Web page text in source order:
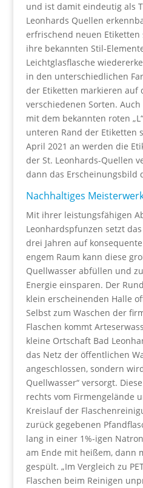
und ist damit eindeutig als
Leonhards Quellen
erfrischend neuen
ihre bekannten Stil-
Leichtglasflasche
in den unterschiedlichen
der Etiketten markieren auf
verschiedenen Sorten.
mit dem bekannten roten
unteren Rand der Etiketten
April 2021 an werden die
der St. Leonhards-Quellen
dann das Erscheinungsbild
Nachhaltiges
Mit ihrer leistungsfähigen
Leonhardspfunzen setzt
drei Jahren auf
engem Raum kann diese
Quellwasser abfüllen und
Energie einsparen. Der
klein erscheinenden Halle
Selbst zum Waschen der
Flaschen kommt
kleine Ortschaft Bad
das Netz der öffentlichen
angeschlossen, sondern
Quellwasser“ versorgt.
rechts vom Firmengelände
Kreislauf der
zurück gegebenen
lang in einer 1%-igen
am Ende mit heißem, dann
gespült. „Im Vergleich zu
Flaschen beim Reinigen